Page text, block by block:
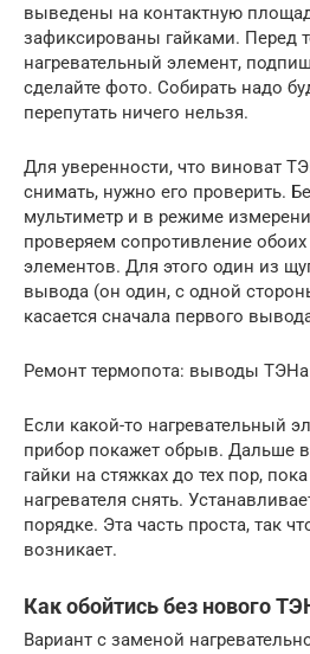
выведены на контактную
зафиксированы гайками. Перед
нагревательный элемент,
сделайте фото. Собирать надо
перепутать ничего нельзя.
Для уверенности, что виноват
снимать, нужно его проверить.
мультиметр и в режиме
проверяем сопротивление обоих
элементов. Для этого один из
вывода (он один, с одной
касается сначала первого
Ремонт термопота: выводы
Если какой-то нагревательный
прибор покажет обрыв. Дальше
гайки на стяжках до тех пор,
нагревателя снять.
порядке. Эта часть проста, так
возникает.
Как обойтись без нового
Вариант с заменой